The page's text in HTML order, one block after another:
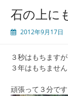
石の上に
2012年9月17日
３秒はもちますが
３年はもちません
頑張って３分です